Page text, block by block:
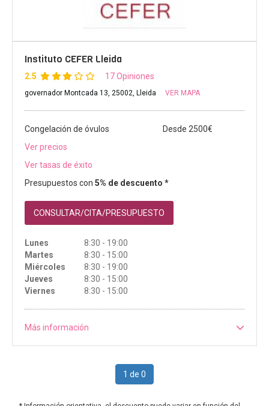
Instituto CEFER Lleida
2.5 17 Opiniones
governador Montcada 13, 25002, Lleida VER MAPA
Congelación de óvulos
Desde 2500€
Ver precios
Ver tasas de éxito
Presupuestos con 5% de descuento *
CONSULTAR/CITA/PRESUPUESTO
Lunes
8:30 - 19:00
Martes
8:30 - 15:00
Miércoles
8:30 - 19:00
Jueves
8:30 - 15:00
Viernes
8:30 - 15:00
Más información
1 de 0